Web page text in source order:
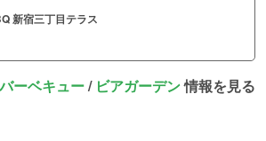
新宿三丁目テラス
バーベキュー/ ビアガーデン情報を見る